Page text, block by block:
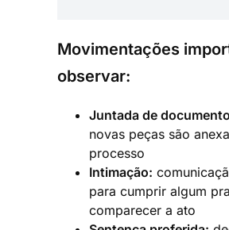
Movimentações
observar:
Juntada de
novas peças são
processo
Intimação:
para cumprir algum
comparecer a ato